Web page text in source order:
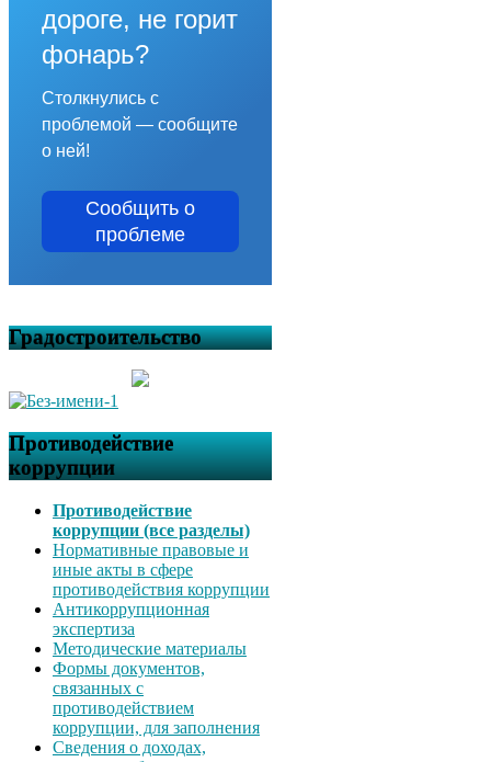
дороге, не горит
фонарь?
Столкнулись с
проблемой — сообщите
о ней!
Сообщить о
проблеме
Градостроительство
Противодействие
коррупции
Противодействие
коррупции (все разделы)
Нормативные правовые и
иные акты в сфере
противодействия коррупции
Антикоррупционная
экспертиза
Методические материалы
Формы документов,
связанных с
противодействием
коррупции, для заполнения
Сведения о доходах,